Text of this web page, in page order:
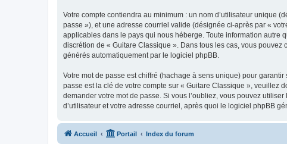
Votre compte contiendra au minimum : un nom d’utilisateur unique
passe »), et une adresse courriel valide (désignée ci-après par «
applicables dans le pays qui nous héberge. Toute information autre
discrétion de « Guitare Classique ». Dans tous les cas, vous
générés automatiquement par le logiciel phpBB.
Votre mot de passe est chiffré (hachage à sens unique) pour
passe est la clé de votre compte sur « Guitare Classique », veuillez
demander votre mot de passe. Si vous l’oubliez, vous pouvez
d’utilisateur et votre adresse courriel, après quoi le logiciel phpBB
Accueil Portail Index du forum